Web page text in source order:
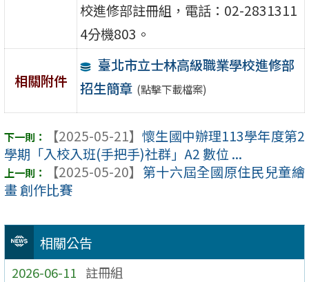
相關公告
2026-06-11 註冊組
校進修部註冊組，電話：02-2831311
4分機803。
相關附件
臺北市立士林高級職業學校進修部
招生簡章 (點擊下載檔案)
【2025-05-21】 懷生國中辦理113學年度第2
學期「入校入班(手把手)社群」A2 數位 ...
【2025-05-20】 第十六屆全國原住民兒童繪
畫 創作比賽